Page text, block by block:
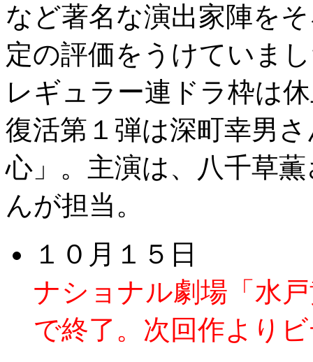
など著名な演出家陣を
定の評価をうけていま
レギュラー連ドラ枠は
復活第１弾は深町幸男
心」。主演は、八千草
んが担当。
１０月１５日
ナショナル劇場「水
で終了。次回作より